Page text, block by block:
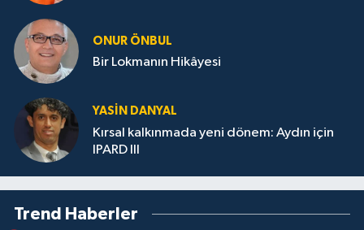
ONUR ÖNBUL
Bir Lokmanın Hikâyesi
YASIN DANYAL
Kırsal kalkınmada yeni dönem: Aydın için
IPARD III
Trend Haberler